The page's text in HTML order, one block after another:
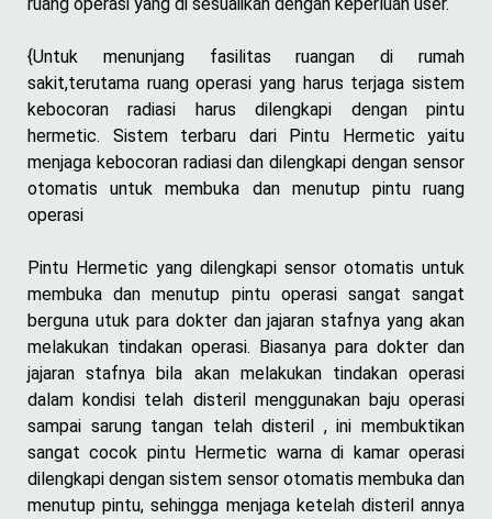
{Untuk menunjang fasilitas ruangan di rumah
sakit,terutama ruang operasi yang harus terjaga sistem
kebocoran radiasi harus dilengkapi dengan pintu
hermetic. Sistem terbaru dari Pintu Hermetic yaitu
menjaga kebocoran radiasi dan dilengkapi dengan sensor
otomatis untuk membuka dan menutup pintu ruang
operasi
Pintu Hermetic yang dilengkapi sensor otomatis untuk
membuka dan menutup pintu operasi sangat sangat
berguna utuk para dokter dan jajaran stafnya yang akan
melakukan tindakan operasi. Biasanya para dokter dan
jajaran stafnya bila akan melakukan tindakan operasi
dalam kondisi telah disteril menggunakan baju operasi
sampai sarung tangan telah disteril , ini membuktikan
sangat cocok pintu Hermetic warna di kamar operasi
dilengkapi dengan sistem sensor otomatis membuka dan
menutup pintu, sehingga menjaga ketelah disteril annya